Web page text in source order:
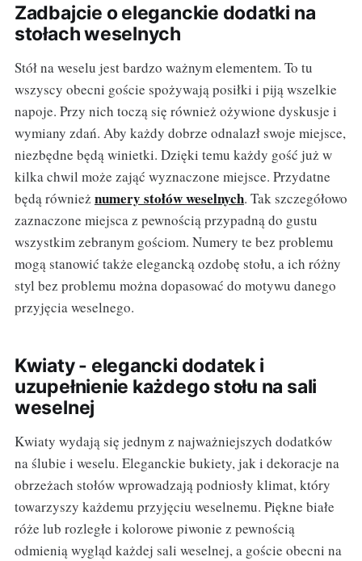
Zadbajcie o eleganckie dodatki na
stołach weselnych
Stół na weselu jest bardzo ważnym elementem. To tu
wszyscy obecni goście spożywają posiłki i piją wszelkie
napoje. Przy nich toczą się również ożywione dyskusje i
wymiany zdań. Aby każdy dobrze odnalazł swoje miejsce,
niezbędne będą winietki. Dzięki temu każdy gość już w
kilka chwil może zająć wyznaczone miejsce. Przydatne
będą również numery stołów weselnych. Tak szczegółowo
zaznaczone miejsca z pewnością przypadną do gustu
wszystkim zebranym gościom. Numery te bez problemu
mogą stanowić także elegancką ozdobę stołu, a ich różny
styl bez problemu można dopasować do motywu danego
przyjęcia weselnego.
Kwiaty - elegancki dodatek i
uzupełnienie każdego stołu na sali
weselnej
Kwiaty wydają się jednym z najważniejszych dodatków
na ślubie i weselu. Eleganckie bukiety, jak i dekoracje na
obrzeżach stołów wprowadzają podniosły klimat, który
towarzyszy każdemu przyjęciu weselnemu. Piękne białe
róże lub rozległe i kolorowe piwonie z pewnością
odmienią wygląd każdej sali weselnej, a goście obecni na